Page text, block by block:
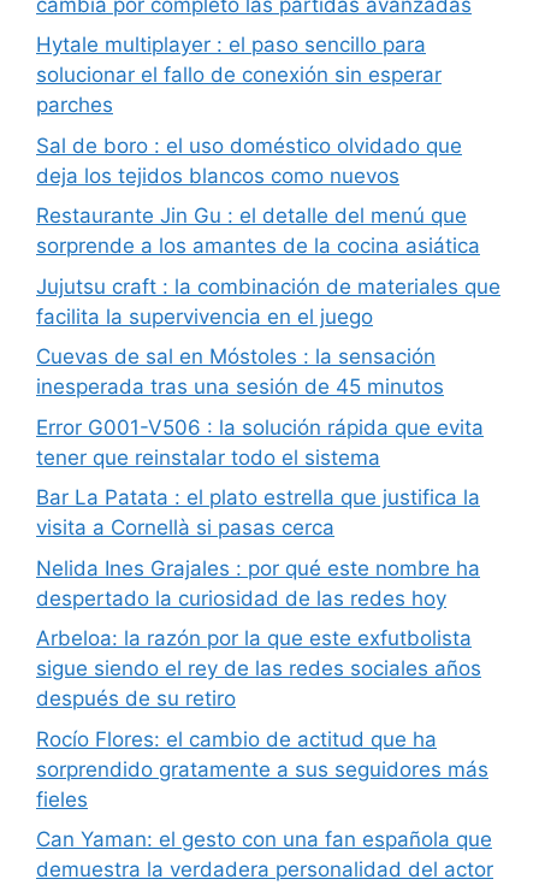
Hytale multiplayer : el paso sencillo para
solucionar el fallo de conexión sin esperar
parches
Sal de boro : el uso doméstico olvidado que
deja los tejidos blancos como nuevos
Restaurante Jin Gu : el detalle del menú que
sorprende a los amantes de la cocina asiática
Jujutsu craft : la combinación de materiales que
facilita la supervivencia en el juego
Cuevas de sal en Móstoles : la sensación
inesperada tras una sesión de 45 minutos
Error G001-V506 : la solución rápida que evita
tener que reinstalar todo el sistema
Bar La Patata : el plato estrella que justifica la
visita a Cornellà si pasas cerca
Nelida Ines Grajales : por qué este nombre ha
despertado la curiosidad de las redes hoy
Arbeloa: la razón por la que este exfutbolista
sigue siendo el rey de las redes sociales años
después de su retiro
Rocío Flores: el cambio de actitud que ha
sorprendido gratamente a sus seguidores más
fieles
Can Yaman: el gesto con una fan española que
demuestra la verdadera personalidad del actor